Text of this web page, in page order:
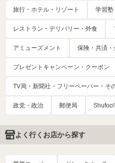
旅行・ホテル・リゾート 学習塾
レストラン・デリバリー・外食
アミューズメント 保険・共済・
プレゼントキャンペーン・クーポン
TV局・新聞社・フリーペーパー・そ
政党・政治 郵便局
よく行くお店から探す